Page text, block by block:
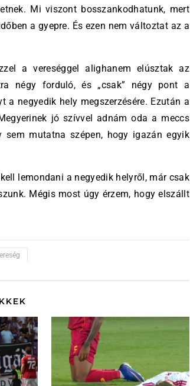
Mi viszont bosszankodhatunk, mert
a gyepre. És ezen nem változtat az a
a vereséggel alighanem elúsztak az
négy forduló, és „csak” négy pont a
negyedik hely megszerzésére. Ezután a
jó szívvel adnám oda a meccs
mutatna szépen, hogy igazán egyik
lemondani a negyedik helyről, már csak
Mégis most úgy érzem, hogy elszállt